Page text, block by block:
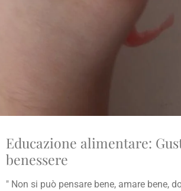
Educazione alimentare:
benessere
" Non si può pensare bene, amare bene,